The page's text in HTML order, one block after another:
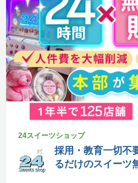
24スイーツショップ
採用・教育一切不
るだけのスイーツ